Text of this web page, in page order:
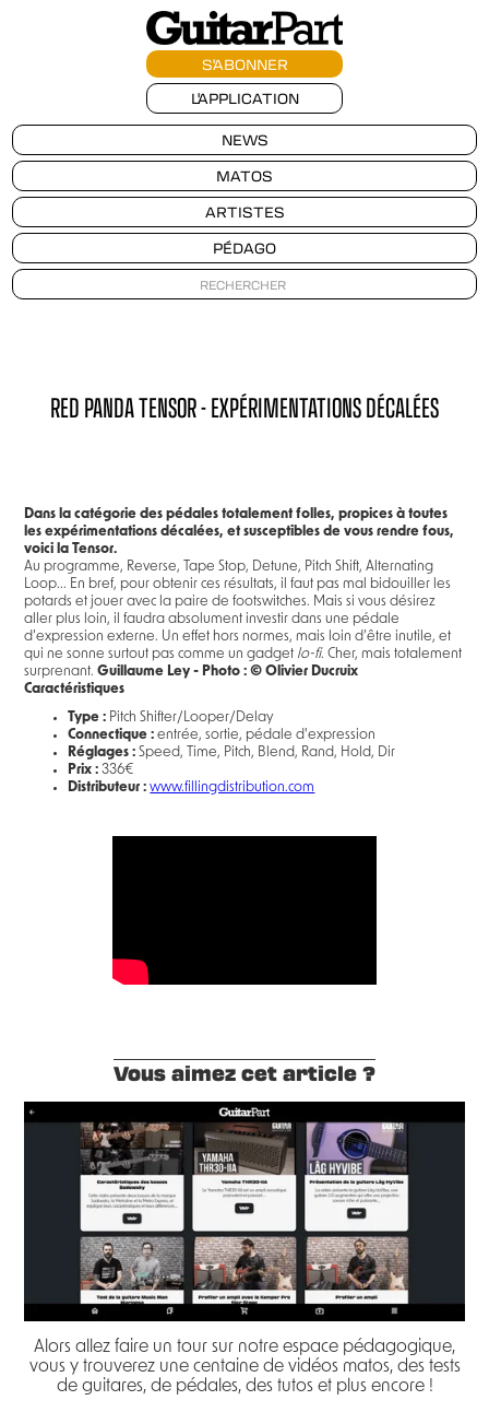
S'ABONNER
L'APPLICATION
NEWS
MATOS
ARTISTES
PÉDAGO
RED PANDA TENSOR - EXPÉRIMENTATIONS DÉCALÉES
Dans la catégorie des pédales totalement folles, propices à toutes
les expérimentations décalées, et susceptibles de vous rendre fous,
voici la Tensor.
Au programme, Reverse, Tape Stop, Detune, Pitch Shift, Alternating
Loop... En bref, pour obtenir ces résultats, il faut pas mal bidouiller les
potards et jouer avec la paire de footswitches. Mais si vous désirez
aller plus loin, il faudra absolument investir dans une pédale
d’expression externe. Un effet hors normes, mais loin d’être inutile, et
qui ne sonne surtout pas comme un gadget lo-fi. Cher, mais totalement
surprenant.Guillaume Ley - Photo : © Olivier Ducruix
Caractéristiques
Type : Pitch Shifter/Looper/Delay
Connectique : entrée, sortie, pédale d'expression
Réglages : Speed, Time, Pitch, Blend, Rand, Hold, Dir
Prix : 336€
Distributeur :www.fillingdistribution.com
Vous aimez cet article ?
Alors allez faire un tour sur notre espace pédagogique,
vous y trouverez une centaine de vidéos matos, des tests
de guitares, de pédales, des tutos et plus encore !